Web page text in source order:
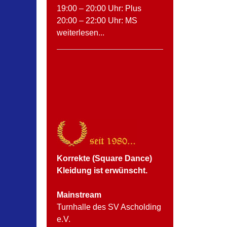
19:00 – 20:00 Uhr: Plus
20:00 – 22:00 Uhr: MS
weiterlesen...
Korrekte (Square Dance)
Kleidung ist erwünscht.
Mainstream
Turnhalle des SV Ascholding
e.V.